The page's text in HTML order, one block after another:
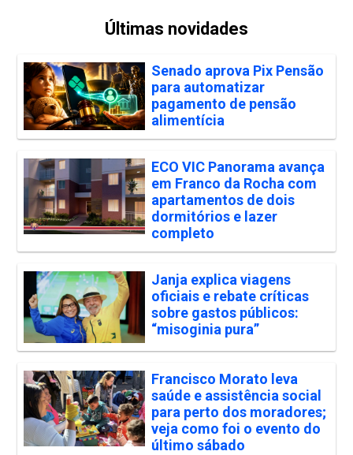
Últimas novidades
Senado aprova Pix Pensão
para automatizar
pagamento de pensão
alimentícia
ECO VIC Panorama avança
em Franco da Rocha com
apartamentos de dois
dormitórios e lazer
completo
Janja explica viagens
oficiais e rebate críticas
sobre gastos públicos:
“misoginia pura”
Francisco Morato leva
saúde e assistência social
para perto dos moradores;
veja como foi o evento do
último sábado